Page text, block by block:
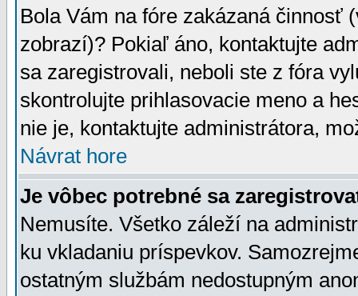
Bola Vám na fóre zakázaná činnosť
zobrazí)? Pokiaľ áno, kontaktujte
sa zaregistrovali, neboli ste z fóra
skontrolujte prihlasovacie meno a
nie je, kontaktujte administrátora,
Návrat hore
Je vôbec potrebné sa
Nemusíte. Všetko záleží na
ku vkladaniu príspevkov.
ostatným službám nedostupným